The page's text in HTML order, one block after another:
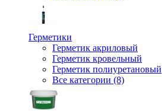
Герметики
Герметик акриловый
Герметик кровельный
Герметик полиуретановый
Все категории (8)